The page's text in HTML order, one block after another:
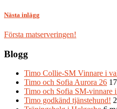
Nästa inlägg
Första matserveringen!
Blogg
Timo Collie-SM Vinnare i
Timo och Sofia Aurora 26
Timo och Sofia SM-vinnare
Timo godkänd tjänstehund!